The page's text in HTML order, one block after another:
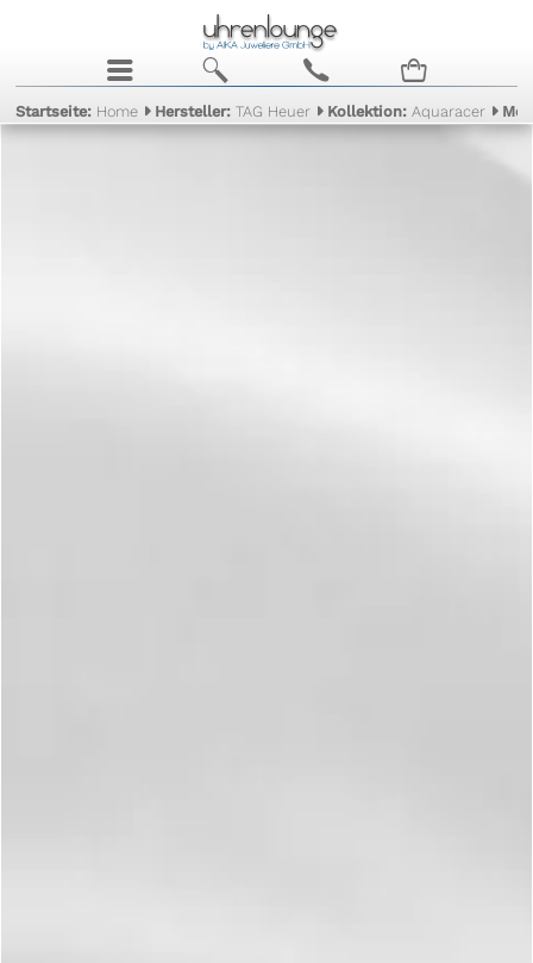
j b c n
Startseite: Home Hersteller:TAG Heuer Kollektion: Aquaracer